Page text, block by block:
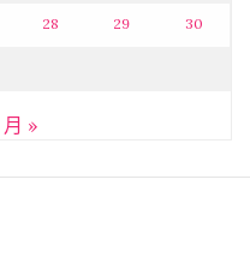
28 29 30
»